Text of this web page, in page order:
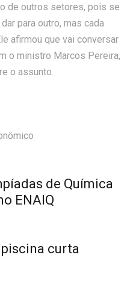
de outros setores, pois se
para outro, mas cada
afirmou que vai conversar
o ministro Marcos Pereira,
o assunto.
de Química
ENAIQ
curta